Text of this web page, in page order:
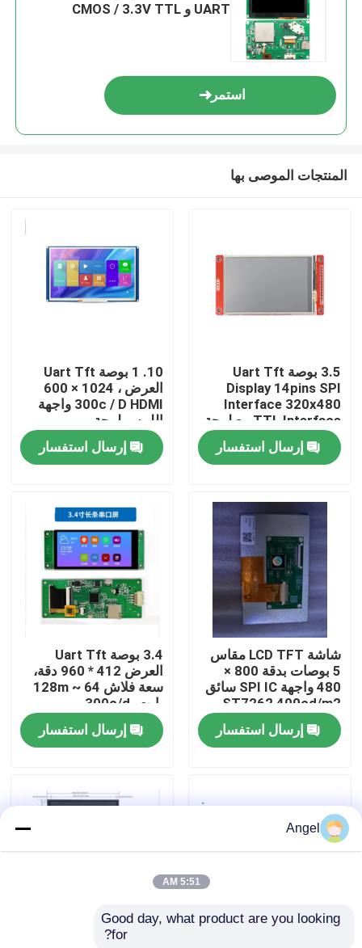
منتجات
أشرطة فيديو
عرض الواقع الافتراضي
معلومات عنا
جولة في المعمل
اتصل بنا
UART و CMOS / 3.3V TTL
استمر
المنتجات الموصى بها
3.5 بوصة Uart Tft
Display 14pins SPI
Interface 320x480
TTL Interface مع لوحة
اللمس
إرسال استفسار
10. 1 بوصة Uart Tft
العرض ، 1024 × 600
300c / D HDMI واجهة
اللمس لوحة
إرسال استفسار
شاشة LCD TFT مقاس
5 بوصات بدقة 800 ×
480 واجهة SPI IC سائق
ST7262 400cd/m2
إرسال استفسار
3.4 بوصة Uart Tft
العرض 412 * 960 دقة،
سعة فلاش 64 ~ 128m
بايت، 300c/d
إرسال استفسار
Angel
5:51 AM
Good day, what product are you looking
for?